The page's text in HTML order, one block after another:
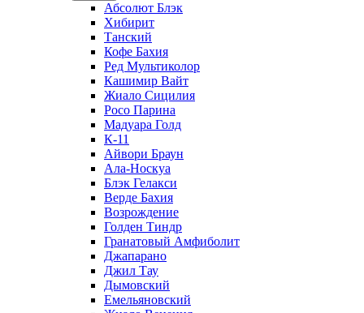
Абсолют Блэк
Хибирит
Танский
Кофе Бахия
Ред Мультиколор
Кашимир Вайт
Жиало Сицилия
Росо Парина
Мадуара Голд
К-11
Айвори Браун
Ала-Носкуа
Блэк Гелакси
Верде Бахия
Возрождение
Голден Тиндр
Гранатовый Амфиболит
Джапарано
Джил Тау
Дымовский
Емельяновский